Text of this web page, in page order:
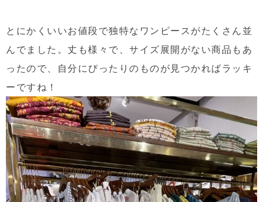
とにかくいいお値段で独特なワンピースがたくさん並
んでました。丈も様々で、サイズ展開がない商品もあ
ったので、自分にぴったりのものが見つかればラッキ
ーですね！